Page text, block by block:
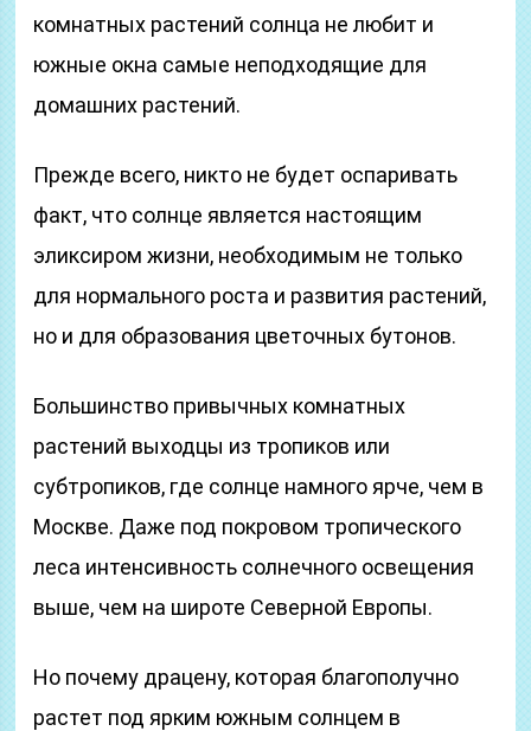
комнатных растений солнца не любит и
южные окна самые неподходящие для
домашних растений.
Прежде всего, никто не будет оспаривать
факт, что солнце является настоящим
эликсиром жизни, необходимым не только
для нормального роста и развития растений,
но и для образования цветочных бутонов.
Большинство привычных комнатных
растений выходцы из тропиков или
субтропиков, где солнце намного ярче, чем в
Москве. Даже под покровом тропического
леса интенсивность солнечного освещения
выше, чем на широте Северной Европы.
Но почему драцену, которая благополучно
растет под ярким южным солнцем в